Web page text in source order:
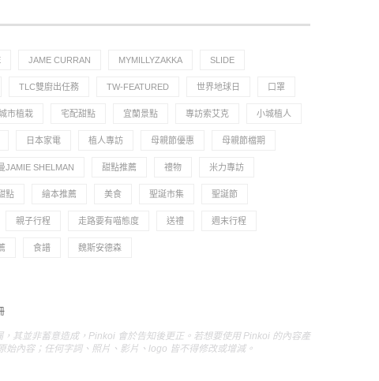
JAME CURRAN MYMILLYZAKKA SLIDE
TLC雙廚出任務 TW-FEATURED 世界地球日 口罩
市植栽 宅配甜點 宜蘭景點 專訪索艾克 小城植人
日本家電 植人專訪 母親節優惠 母親節檔期
JAMIE SHELMAN 甜點推薦 禮物 米力專訪
點 繪本推薦 美食 聖誕市集 聖誕節
親子行程 走路要有喵態度 送禮 週末行程
食譜 魏斯安德森
其並非蓄意造成，Pinkoi 會於告知後更正。若想要使用 Pinkoi 的內容產
內容；任何字詞、照片、影片、logo 皆不得修改或增減。